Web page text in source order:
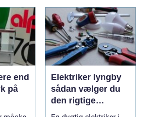
på
Elektriker lyngby
sådan vælger du
den rigtige
fagmand